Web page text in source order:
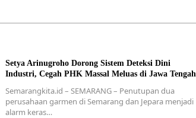
Setya Arinugroho Dorong Sistem Deteksi Dini
Industri, Cegah PHK Massal Meluas di Jawa Tengah
Semarangkita.id – SEMARANG – Penutupan dua
perusahaan garmen di Semarang dan Jepara menjadi
alarm keras…